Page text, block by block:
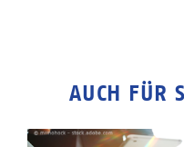
AUCH FÜR